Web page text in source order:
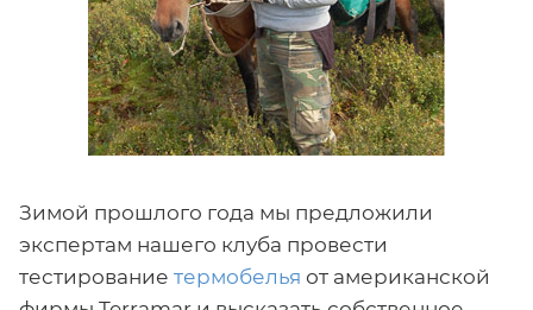
Зимой прошлого года мы предложили
экспертам нашего клуба провести
тестирование термобелья от американской